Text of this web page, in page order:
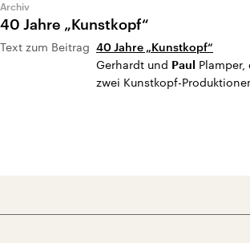
Archiv
40 Jahre „Kunstkopf“
Text zum Beitrag 40 Jahre „Kunstkopf“
Gerhardt und Paul
zwei Kunstkopf-